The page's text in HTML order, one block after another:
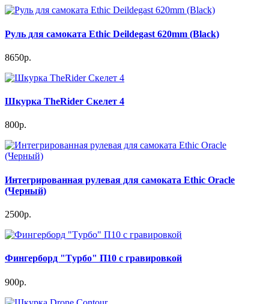
Руль для самоката Ethic Deildegast 620mm (Black)
8650р.
Шкурка TheRider Скелет 4
800р.
Интегрированная рулевая для самоката Ethic Oracle
(Черный)
2500р.
Фингерборд "Tурбо" П10 с гравировкой
900р.